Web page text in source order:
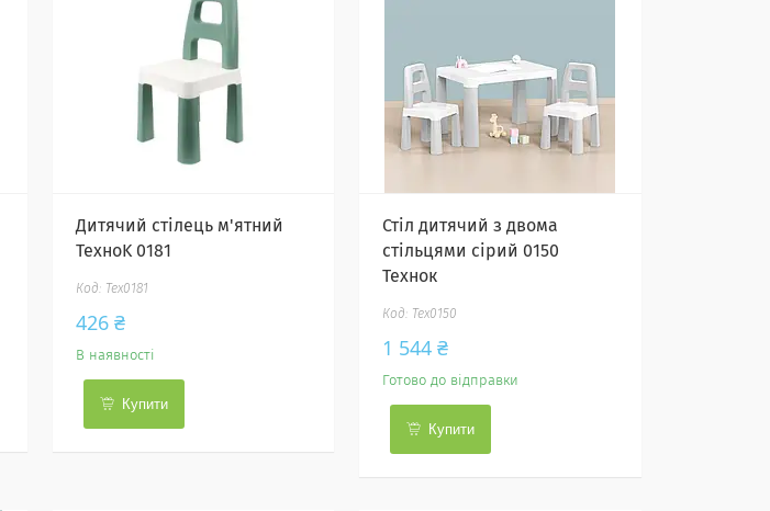
Дитячий стілець м'ятний
ТехноK 0181
Тех0181
426 ₴
В наявності
Купити
Стіл дитячий з двома
стільцями сірий 0150
Технок
Тех0150
1 544 ₴
Готово до відправки
Купити